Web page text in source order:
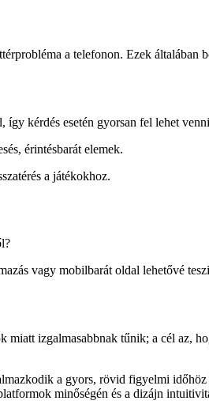
a telefonon. Ezek általában
kérdés esetén gyorsan fel lehet
érintésbarát elemek.
a játékokhoz.
vagy mobilbarát oldal lehetővé
miatt izgalmasabbnak tűnik; a cél az,
a gyors, rövid figyelmi
minőségén és a dizájn